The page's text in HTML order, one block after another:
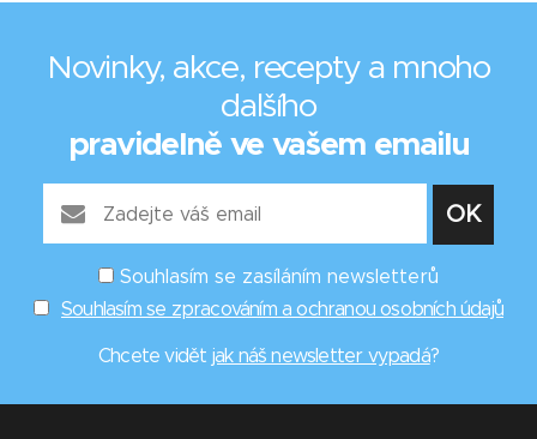
Novinky, akce, recepty a mnoho
dalšího
pravidelně ve vašem emailu
Souhlasím se zasíláním newsletterů
Souhlasím se zpracováním a ochranou osobních údajů
Chcete vidět jak náš newsletter vypadá?